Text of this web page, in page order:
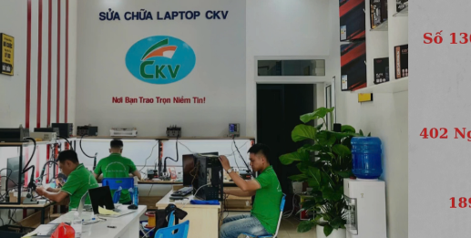
DOANH
DỊCH VỤ CỦA CKV Hải Phòng